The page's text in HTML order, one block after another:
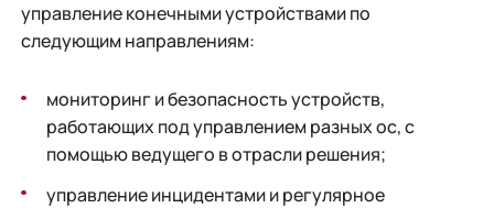
управление конечными устройствами по
следующим направлениям:
мониторинг и безопасность устройств,
работающих под управлением разных ос, с
помощью ведущего в отрасли решения;
управление инцидентами и регулярное